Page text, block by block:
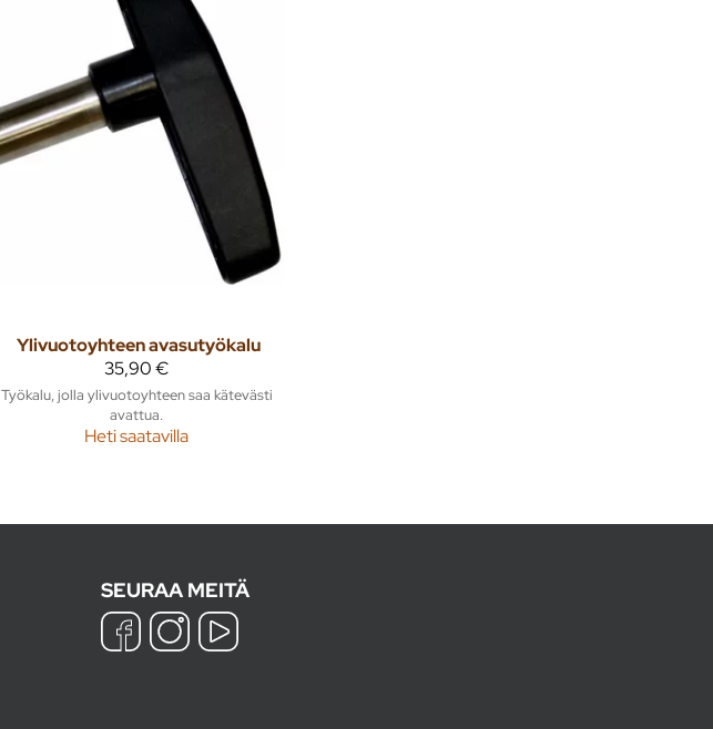
Ylivuotoyhteen avasutyökalu
35,90 €
Työkalu, jolla ylivuotoyhteen saa kätevästi
avattua.
Heti saatavilla
SEURAA MEITÄ